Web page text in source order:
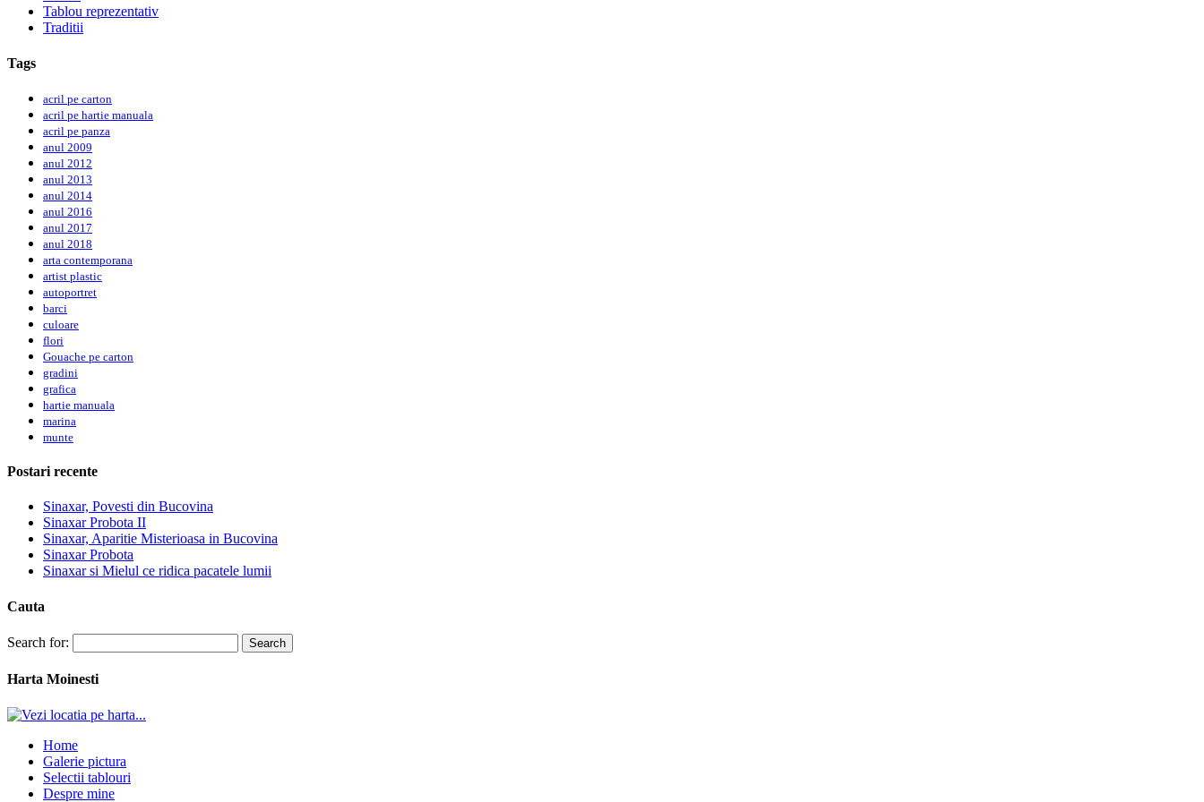
Tablou reprezentativ
Traditii
Tags
acril pe carton
acril pe hartie manuala
acril pe panza
anul 2009
anul 2012
anul 2013
anul 2014
anul 2016
anul 2017
anul 2018
arta contemporana
artist plastic
autoportret
barci
culoare
flori
Gouache pe carton
gradini
grafica
hartie manuala
marina
munte
Postari recente
Sinaxar, Povesti din Bucovina
Sinaxar Probota II
Sinaxar, Aparitie Misterioasa in Bucovina
Sinaxar Probota
Sinaxar si Mielul ce ridica pacatele lumii
Cauta
Search for:
Harta Moinesti
Home
Galerie pictura
Selectii tablouri
Despre mine